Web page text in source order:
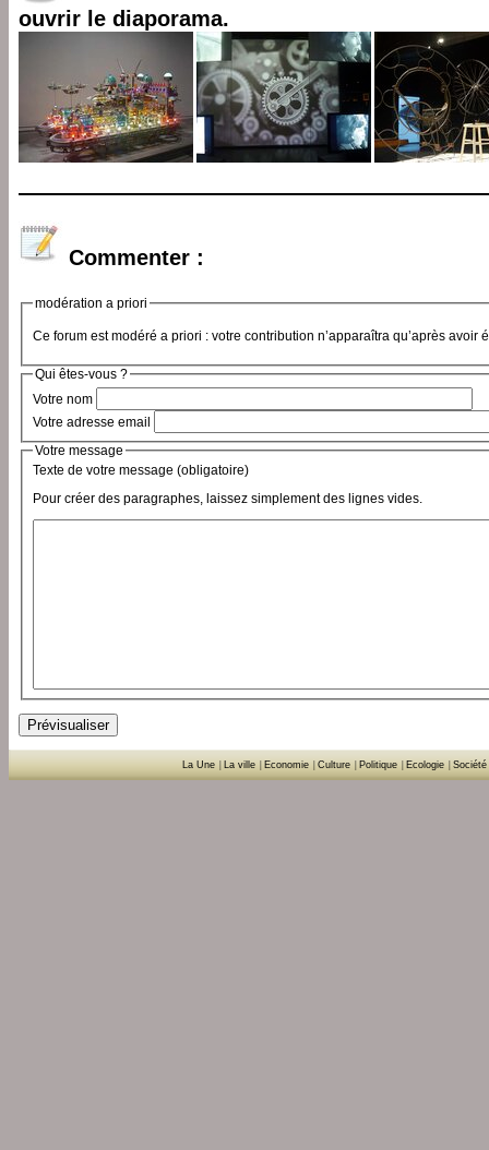
ouvrir le diaporama.
Commenter :
modération a priori
Ce forum est modéré a priori : votre contribution n’apparaîtra qu’après avoir
Qui êtes-vous ?
Votre nom
Votre adresse email
Votre message
Texte de votre message (obligatoire)
Pour créer des paragraphes, laissez simplement des lignes vides.
La Une La ville Economie Culture Politique Ecologie Société